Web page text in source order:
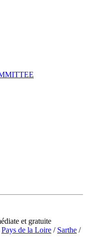
et gratuite
Pays de la Loire / Sarthe /